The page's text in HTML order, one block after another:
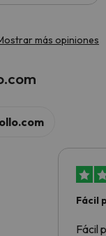
más opiniones
Fácil
Fácil